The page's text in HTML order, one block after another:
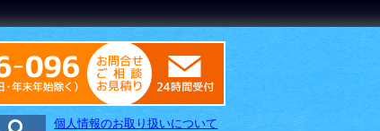
0120-916-09609：00～18：00（土日祝日・
メールでのお問合わせはこ
個人情報のお取り扱いについて